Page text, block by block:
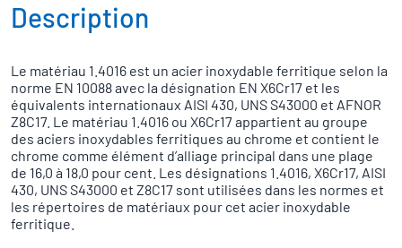
Description
Le matériau 1.4016 est un acier inoxydable ferritique selon la
norme EN 10088 avec la désignation EN X6Cr17 et les
équivalents internationaux AISI 430, UNS S43000 et AFNOR
Z8C17. Le matériau 1.4016 ou X6Cr17 appartient au groupe
des aciers inoxydables ferritiques au chrome et contient le
chrome comme élément d’alliage principal dans une plage
de 16,0 à 18,0 pour cent. Les désignations 1.4016, X6Cr17, AISI
430, UNS S43000 et Z8C17 sont utilisées dans les normes et
les répertoires de matériaux pour cet acier inoxydable
ferritique.